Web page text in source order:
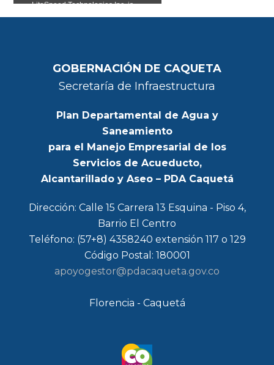
GOBERNACIÓN DE CAQUETA
Secretaría de Infraestructura
Plan Departamental de Agua y
Saneamiento
para el Manejo Empresarial de los
Servicios de Acueducto,
Alcantarillado y Aseo – PDA Caquetá
Dirección: Calle 15 Carrera 13 Esquina - Piso 4,
Barrio El Centro
Teléfono: (57+8) 4358240 extensión 117 o 129
Código Postal: 180001
apoyogestor@pdacaqueta.gov.co
Florencia - Caquetá